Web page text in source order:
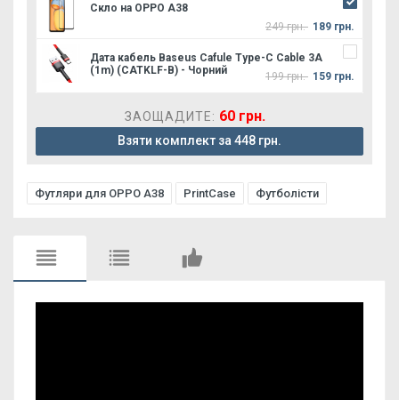
Скло на OPPO A38
249 грн. 189 грн.
Дата кабель Baseus Cafule Type-C Cable 3A
(1m) (CATKLF-B) - Чорний
199 грн. 159 грн.
ЗАОЩАДИТЕ: 60 грн.
Взяти комплект за 448 грн.
Футляри для OPPO A38 PrintCase Футболісти